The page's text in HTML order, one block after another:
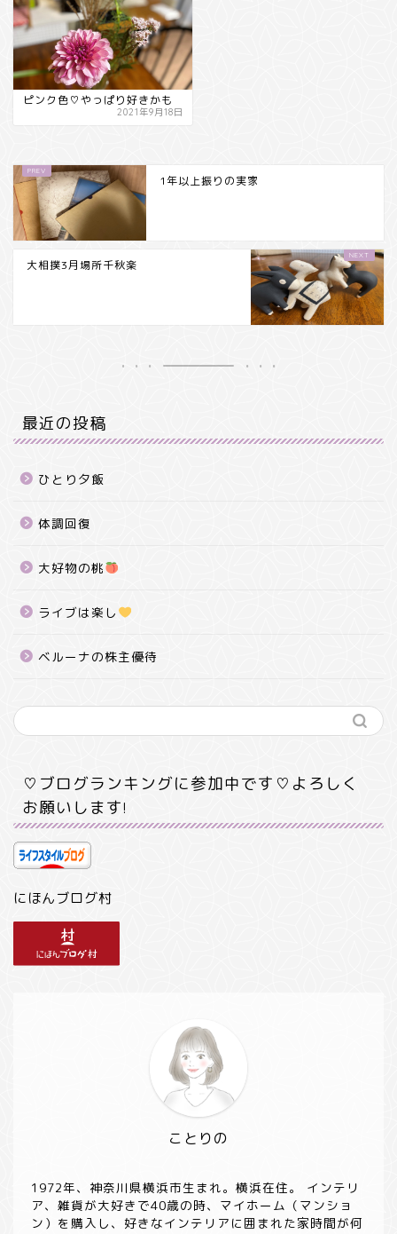
ピンク色♡やっぱり好きかも
2021年9月18日
1年以上振りの実家
大相撲3月場所千秋楽
最近の投稿
ひとり夕飯
体調回復
大好物の桃
ライブは楽し
ベルーナの株主優待
♡ブログランキングに参加中です♡よろしく
お願いします!
にほんブログ村
ことりの
1972年、神奈川県横浜市生まれ。横浜在住。 インテリ
ア、雑貨が大好きで40歳の時、マイホーム（マンショ
ン）を購入し、好きなインテリアに囲まれた家時間が何